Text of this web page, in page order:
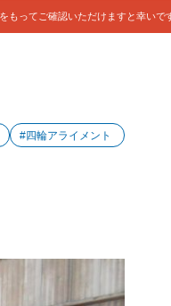
もってご確認いただけますと幸いで
#四輪アライメント